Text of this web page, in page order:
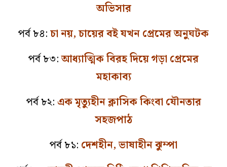
অভিসার
পর্ব ৮৪:চা নয়, চায়ের বই যখন প্রেমের অনুঘটক
পর্ব ৮৩:আধ্যাত্মিক বিরহ দিয়ে গড়া প্রেমের
মহাকাব্য
পর্ব ৮২: এক মৃত্যুহীন ক্লাসিক কিংবা যৌনতার
সহজপাঠ
পর্ব ৮১: দেশহীন, ভাষাহীন ঝুম্পা